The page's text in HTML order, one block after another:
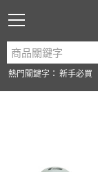
熱門關鍵字： 新手必買